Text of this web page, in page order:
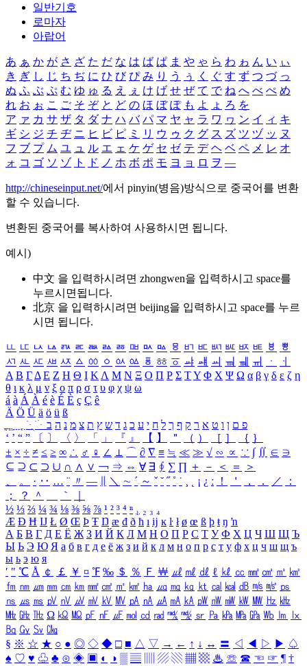
일반기호
로마자
아랍어
あ ぁ か が さ ざ た だ な は ば ぱ ま や ゃ ら わ ゎ ん い ぃ
き ぎ し じ ち ぢ に ひ び ぴ み り う ぅ く ぐ す ず つ づ っ
ぬ ふ ぶ ぷ む ゆ ゅ る え ぇ け げ せ ぜ て で ね へ べ ぺ め
れ お ぉ こ ご そ ぞ と ど の ほ ぼ ぽ も よ ょ ろ を
ア ァ カ サ ザ タ ダ ナ ハ バ パ マ ヤ ャ ラ ワ ヮ ン イ ィ キ
ギ シ ジ チ ヂ ニ ヒ ビ ピ ミ リ ウ ゥ ク グ ス ズ ツ ヅ ッ ヌ
フ ブ プ ム ユ ュ ル エ ェ ケ ゲ セ ゼ テ デ ヘ ベ ペ メ レ オ
ォ コ ゴ ソ ゾ ト ド ノ ホ ボ ポ モ ヨ ョ ロ ヲ ―
http://chineseinput.net/에서 pinyin(병음)방식으로 중국어를 변환
할 수 있습니다.
변환된 중국어를 복사하여 사용하시면 됩니다.
예시)
中文 을 입력하시려면 zhongwen을 입력하시고 space를
누르시면됩니다.
北京 을 입력하시려면 beijing을 입력하시고 space를 누르
시면 됩니다.
ㅥ ㅦ ㅧ ㅨ ㅩ ㅪ ㅫ ㅬ ㅭ ㅮ ㅯ ㅰ ㅱ ㅲ ㅳ ㅴ ㅵ ㅶ ㅷ ㅸ
ㅹ
ㅺ ㅻ ㅼ ㅽ ㅾ ㅿ ㆀ ㆁ ㆂ ㆃ ㆄ ㆅ ㆆ ㆇ ㆈ ㆉ ㆊ ㆋ ㆌ ㆍ
ㆎ
Α Β ΓΔ Ε Ζ Η Θ Ι ΚΛ Μ Ν Ξ Ο Π Ρ Σ ΤΥ Φ Χ Ψ Ω α β γ δ ε ζ η
θ ι κ λ μ ν ξ ο π ρ σ τ υ φ χ ψ ω
á à Á À é è É È ç Ç ê
Ä Ö Ü ä ö ü ß
ִֶֹ ֻּ ׁׂ פ ם ן ו ט א ר ק ף ך ל ח י ע כ ג ד ש ץ ת צ מ נ ה ב
‘ ’ “ ” 〔 〕 〈 〉 「 」 『 』 【 】 ＂ （ ） ［ ］ ｛ ｝
± × ÷ ≠ ≤ ≥ ∞ ∴ ♂ ♀ ∠ ⊥ ⌒ ∂ ∇ ≡ ≒ ≪ ≫ √ ∽ ∝ ∵ ∫ ∬ ∈ ∋
⊆ ⊇ ⊂ ⊃ ∪ ∩ ∧ ∨ ￢ ⇒ ⇔ ∀ ∃ ∮ ∑ ∏ ＋ － ＜ ＝
＞
、
。 · ‥ … ¨ 〃 ― ＼ ∼ ´ ～ ˇ ˘ ˝ ˚ ˙ ¸ ¡ ¿ ː ！ ＇ ， ． ／
：
；
？ ＾ ｀
½ ⅓ ⅔ ¼ ¾ ⅛ ⅜ ⅝ ⅞ ¹ ² ³ ⁴ ⁿ ₁ ₂ ₃ ₄
Æ Ð Ħ Ĳ Ł Ø Œ Þ Ŧ Ŋ æ đ ð ħ ı ĳ ĸ ŀ ł ø œ ß þ ŧ ŋ ŉ
А Б В Г Д Е Ё Ж З И Й К Л М Н О П Р С Т У Ф Х Ц Ч Ш Щ Ъ
Ы Ь Э Ю Я а б в г д е ё ж з и й к л м н о п р с т у ф х ц ч ш щ ъ
ы ь э ю я
′ ″ ℃ Å ￠ ￡ ￥ ¤ ℉ ‰ ＄ ％ Ｆ ￦ ㎕ ㎖ ㎗ ℓ ㎘ ㏄ ㎣ ㎤ ㎥ ㎦
㎙ ㎚ ㎛ ㎜ ㎝ ㎞ ㎟ ㎠ ㎡ ㎢ ㏊ ㎍ ㎎ ㎏ ㏏ ㎈ ㎉ ㏈ ㎧ ㎨ ㎰
㎱ ㎲ ㎳ ㎴ ㎵ ㎶ ㎷ ㎸ ㎹ ㎀ ㎁ ㎂ ㎃ ㎄ ㎺ ㎻ ㎽ ㎾ ㎿ ㎐ ㎑
㎒ ㎓ ㎔ Ω ㏀ ㏁ ㎊ ㎋ ㎌ ㏖ ㏅ ㎭ ㎮ ㎯ ㏛ ㎩ ㎪ ㎫ ㎬ ㏝ ㏐
㏓
㏃ ㏉ ㏜ ㏆
§ ※ ☆ ★ ○ ● ◎ ◇ ◆ □ ■ △ ▽ → ← ↑ ↓ ↔ 〓 ◁ ◀ ▷ ▶ ♤
♠ ♡ ♥ ♧ ♣ ⊙ ◈ ▣ ◐ ◑ ▒ ▤ ▨ ▧ ▦ ▩ ♨ ☏ ☎ ☜ ☞ ¶ †